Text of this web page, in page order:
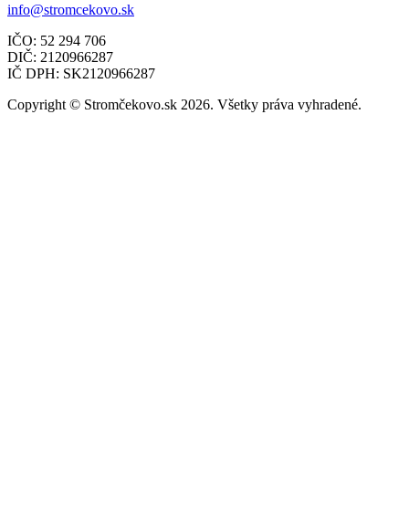
info@stromcekovo.sk
IČO: 52 294 706
DIČ: 2120966287
IČ DPH: SK2120966287
Copyright © Stromčekovo.sk 2026. Všetky práva vyhradené.